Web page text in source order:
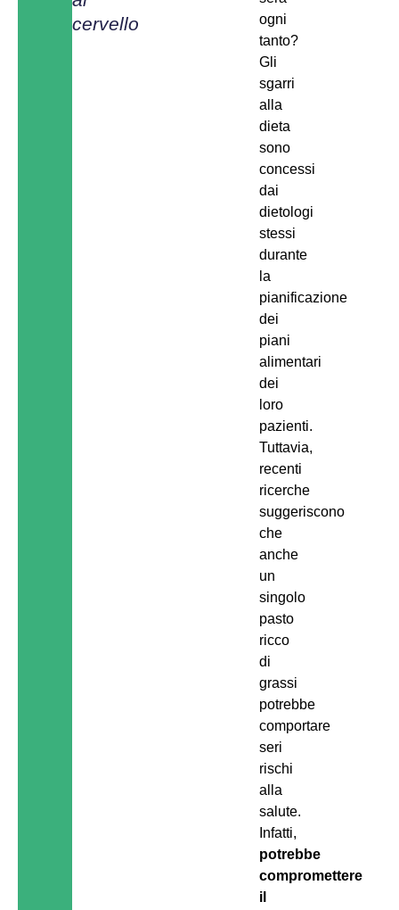
cervello
ogni
tanto?
Gli
sgarri
alla
dieta
sono
concessi
dai
dietologi
stessi
durante
la
pianificazione
dei
piani
alimentari
dei
loro
pazienti.
Tuttavia,
recenti
ricerche
suggeriscono
che
anche
un
singolo
pasto
ricco
di
grassi
potrebbe
comportare
seri
rischi
alla
salute.
Infatti,
potrebbe
compromettere
il